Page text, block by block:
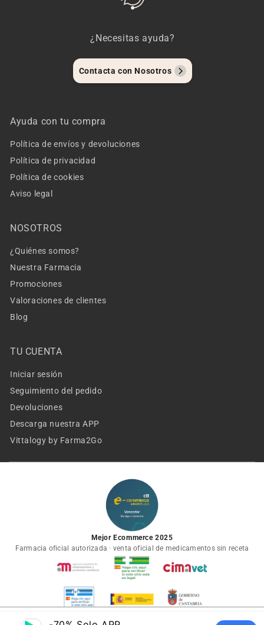
¿Necesitas ayuda?
Contacta con Nosotros
Ayuda con tu compra
Política de envíos y devoluciones
Política de privacidad
Política de cookies
Aviso legal
NOSOTROS
¿Quiénes somos?
Nuestra Farmacia
Promociones
Valoraciones de clientes
Blog
TU CUENTA
Iniciar sesión
Seguimiento del pedido
Devoluciones
Descarga nuestra APP
Vittalogy by Farma2Go
Mejor Ecommerce 2025
Farmacia oficial autorizada · venta oficial de medicamentos sin receta